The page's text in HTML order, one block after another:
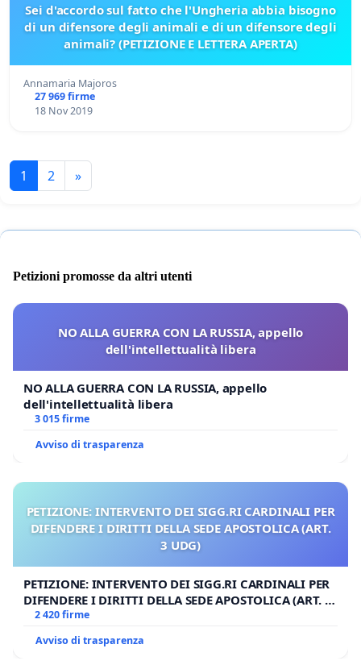
Sei d'accordo sul fatto che l'Ungheria abbia bisogno
di un difensore degli animali e di un difensore degli
animali? (PETIZIONE E LETTERA APERTA)
Annamaria Majoros
27 969 firme
18 Nov 2019
1 2 »
Petizioni promosse da altri utenti
NO ALLA GUERRA CON LA RUSSIA, appello
dell'intellettualità libera
NO ALLA GUERRA CON LA RUSSIA, appello
dell'intellettualità libera
3 015 firme
Avviso di trasparenza
PETIZIONE: INTERVENTO DEI SIGG.RI CARDINALI PER
DIFENDERE I DIRITTI DELLA SEDE APOSTOLICA (ART.
3 UDG)
PETIZIONE: INTERVENTO DEI SIGG.RI CARDINALI PER
DIFENDERE I DIRITTI DELLA SEDE APOSTOLICA (ART. 3
UDG)
2 420 firme
Avviso di trasparenza